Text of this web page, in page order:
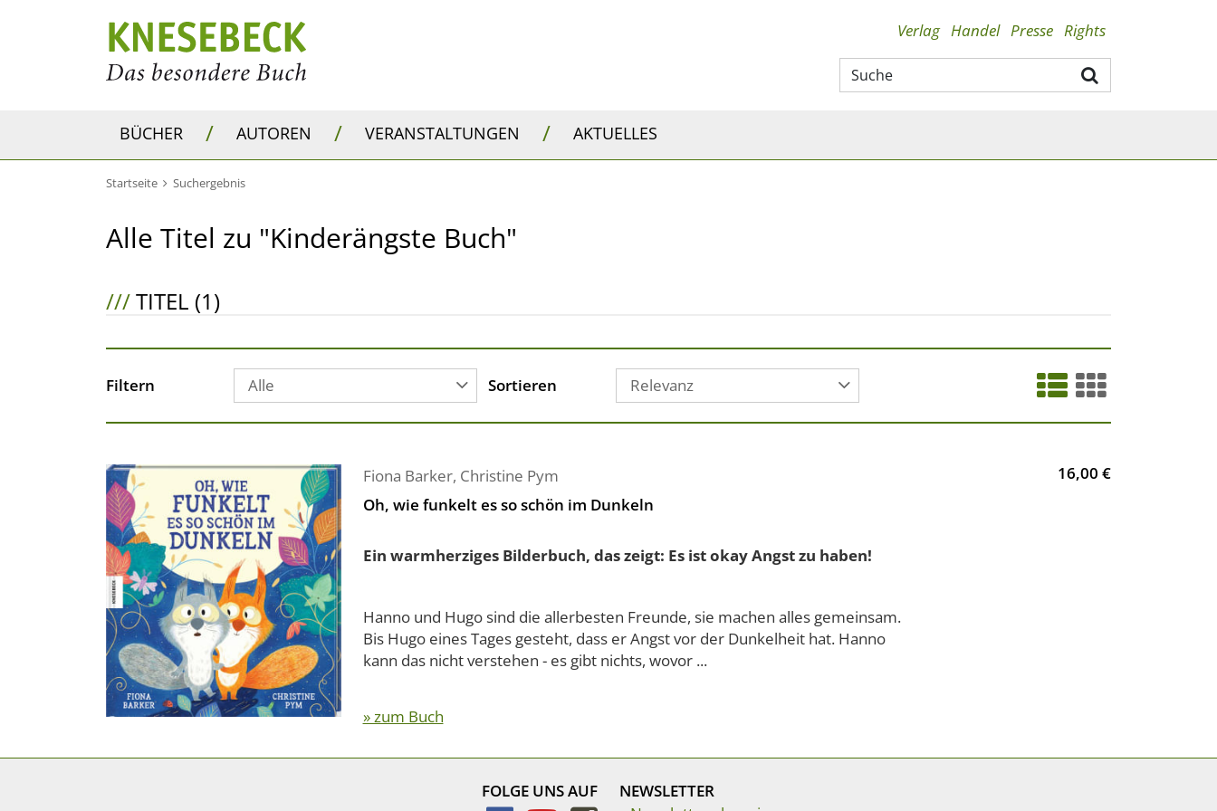
Verlag Handel Presse Rights
BÜCHER / AUTOREN / VERANSTALTUNGEN / AKTUELLES
Startseite Suchergebnis
Alle Titel zu "Kinderängste Buch"
///TITEL (1)
Filtern Alle Sortieren Relevanz
Fiona Barker, Christine Pym
Oh, wie funkelt es so schön im Dunkeln
Ein warmherziges Bilderbuch, das zeigt: Es ist okay Angst zu haben!
Hanno und Hugo sind die allerbesten Freunde, sie machen alles gemeinsam.
Bis Hugo eines Tages gesteht, dass er Angst vor der Dunkelheit hat. Hanno
kann das nicht verstehen - es gibt nichts, wovor ...
» zum Buch
16,00 €
FOLGE UNS AUF
NEWSLETTER